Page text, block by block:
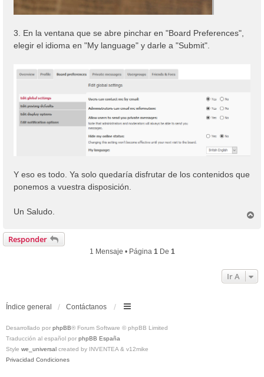
3. En la ventana que se abre pinchar en "Board Preferences",
elegir el idioma en "My language" y darle a "Submit".
Y eso es todo. Ya solo quedaría disfrutar de los contenidos que
ponemos a vuestra disposición.
Un Saludo.
Responder
1 Mensaje • Página 1 De 1
Ir A
Índice general Contáctanos
Desarrollado por phpBB® Forum Software © phpBB Limited
Traducción al español por phpBB España
Style we_universal created by INVENTEA & v12mike
Privacidad Condiciones